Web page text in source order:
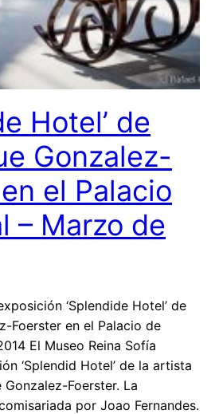
Hotel’ de
Gonzalez-
el Palacio
– Marzo de
‘Splendide Hotel’ de
Foerster en el Palacio de
El Museo Reina Sofía
‘Splendid Hotel’ de la artista
Foerster. La
por Joao Fernandes.